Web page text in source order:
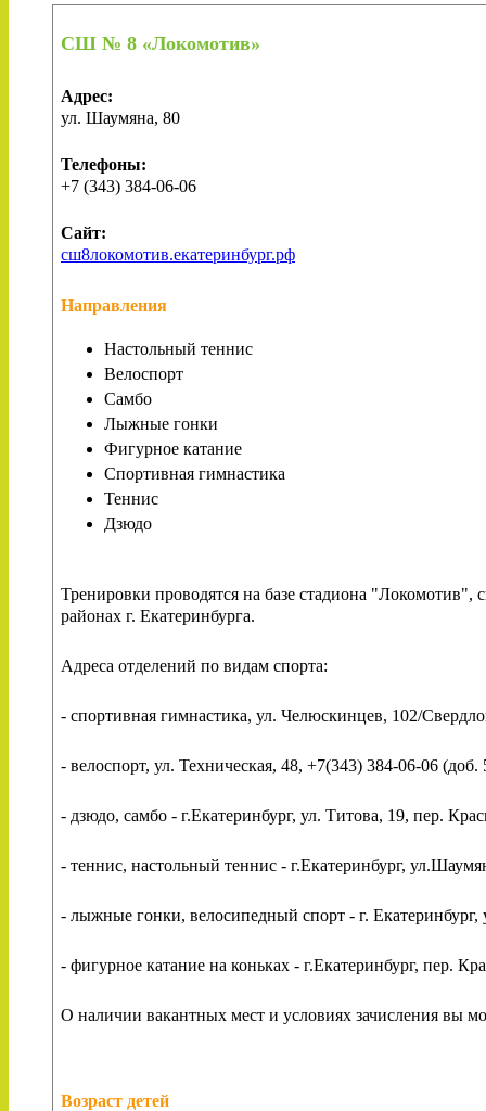
СШ № 8 «Локомотив»
Адрес:
ул. Шаумяна, 80
Телефоны:
+7 (343) 384-06-06
Сайт:
сш8локомотив.екатеринбург.рф
Направления
Настольный теннис
Велоспорт
Самбо
Лыжные гонки
Фигурное катание
Спортивная гимнастика
Теннис
Дзюдо
Тренировки проводятся на базе стадиона
районах г. Екатеринбурга.
Адреса отделений по видам спорта:
- спортивная гимнастика, ул. Челюскинцев, 102/
- велоспорт, ул. Техническая, 48, +7(343) 384-06-06 (доб.
- дзюдо, самбо - г.Екатеринбург, ул. Титова, 19, пер.
- теннис, настольный теннис - г.Екатеринбург,
- лыжные гонки, велосипедный спорт - г. Екатеринбург,
- фигурное катание на коньках - г.Екатеринбург, пер.
О наличии вакантных мест и условиях зачисления вы
Возраст детей